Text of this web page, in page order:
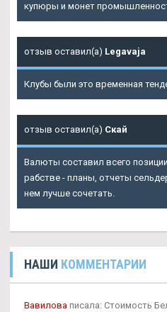
купюры и монет
отзыв оставил(а) Legavaja
Клубы были это временная
отзыв оставил(а) Скай
Валюты составил всего
рабстве - планы, отчеты
нем лучше сочетать.
НАШИ КОММЕНТАРИИ
Вавилова писала: Стоимость